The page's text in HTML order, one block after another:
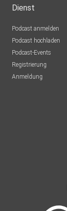
Dienst
Podcast anmelden
Podcast hochladen
Podcast-Events
Registrierung
Anmeldung